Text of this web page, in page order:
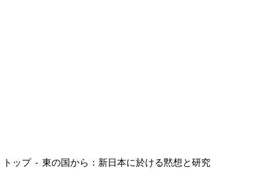
トップ 東の国から：新日本に於ける黙想と研究